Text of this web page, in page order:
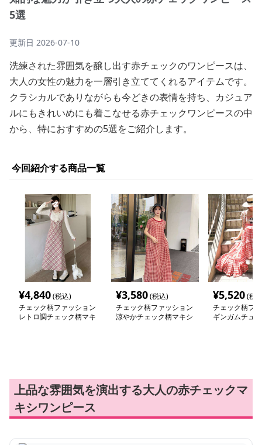
5選
更新日 2026-07-10
洗練された雰囲気を醸し出す赤チェックのワンピースは、
大人の女性の魅力を一層引き立ててくれるアイテムです。
クラシカルでありながらも今どきの表情を持ち、カジュア
ルにもきれいめにも着こなせる赤チェックワンピースの中
から、特におすすめの5選をご紹介します。
今回紹介する商品一覧
¥4,840(税込)
チェック柄ファッション
レトロ調チェック柄マキ
¥3,580(税込)
チェック柄ファッション
涼やかチェック柄マキシ
¥5,520(税
チェック柄フ
ギンガムチュ
上品な雰囲気を演出する大人の赤チェックマ
キシワンピース